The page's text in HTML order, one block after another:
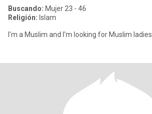
Buscando: Mujer 23 - 46
Religión: Islam
I'm a Muslim and I'm looking for Muslim ladies.